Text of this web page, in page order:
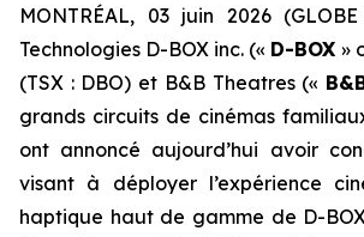
MONTRÉAL, 03 juin 2026
Technologies D-BOX inc. (« D-BOX »
(TSX : DBO) et B&B Theatres («
grands circuits de cinémas
ont annoncé aujourd’hui avoir
visant à déployer l’expérience
haptique haut de gamme de D-